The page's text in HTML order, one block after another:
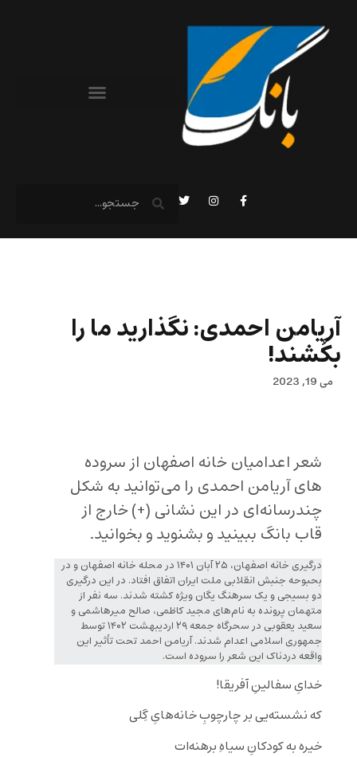
آریامن احمدی: نگذارید ما را
بکُشند!
می 19, 2023
شعر اعدامیان خانه اصفهان از سروده
های آریامن احمدی را می‌توانید به شکل
چندرسانه‌ای دراین نشانی (+) خارج از
قاب بانگ ببینید و بشنوید و بخوانید.
درگیری خانه اصفهان، ۲۵ آبان ۱۴۰۱ در محله خانه‌ اصفهان و در
بحبوحه جنبش انقلابی ملت ایران اتفاق افتاد. در این درگیری
دو بسیجی و یک سرهنگ یگان ویژه کشته شدند. سه نفر از
متهمان پرونده به نام‌های مجید کاظمی، صالح میرهاشمی و
سعید یعقوبی در سحرگاه جمعه ۲۹ اردیبهشت ۱۴۰۲ توسط
جمهوری اسلامی اعدام شدند. آریامن احمد تحت تأثیر این
واقعه دردناک این شعر را سروده است.
خدایِ سفالینِ آفریقا!
که نشسته‌یی بر چارچوبِ خانه‌‌هایِ گِلی
خیره به کودکانِ سیاهِ برهنه‌ات